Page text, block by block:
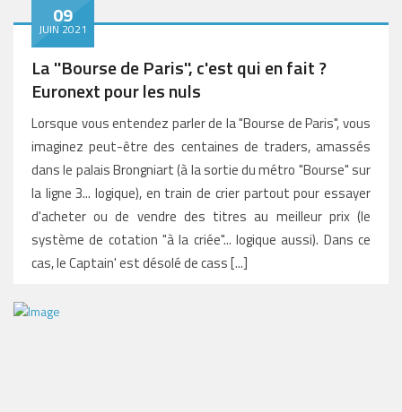
09
JUIN 2021
La ''Bourse de Paris'', c'est qui en fait ?
Euronext pour les nuls
Lorsque vous entendez parler de la "Bourse de Paris", vous
imaginez peut-être des centaines de traders, amassés
dans le palais Brongniart (à la sortie du métro "Bourse" sur
la ligne 3... logique), en train de crier partout pour essayer
d'acheter ou de vendre des titres au meilleur prix (le
système de cotation "à la criée"... logique aussi). Dans ce
cas, le Captain' est désolé de cass [...]